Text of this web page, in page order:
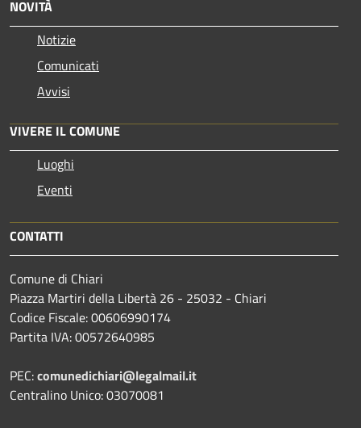
NOVITÀ
Notizie
Comunicati
Avvisi
VIVERE IL COMUNE
Luoghi
Eventi
CONTATTI
Comune di Chiari
Piazza Martiri della Libertà 26 - 25032 - Chiari
Codice Fiscale: 00606990174
Partita IVA: 00572640985
PEC:comunedichiari@legalmail.it
Centralino Unico: 03070081